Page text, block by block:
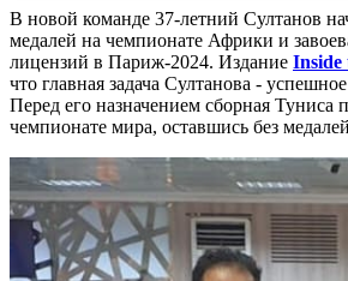
В новой команде 37-летний Султанов
медалей на чемпионате Африки и
лицензий в Париж-2024. Издание Inside
что главная задача Султанова -
Перед его назначением сборная Туниса
чемпионате мира, оставшись без